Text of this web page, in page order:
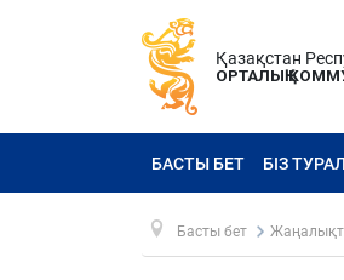
Қазақстан
ОРТАЛЫҚ
БАСТЫ БЕТ БІЗ
Басты бет